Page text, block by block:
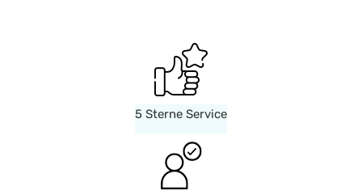
5 Sterne Service